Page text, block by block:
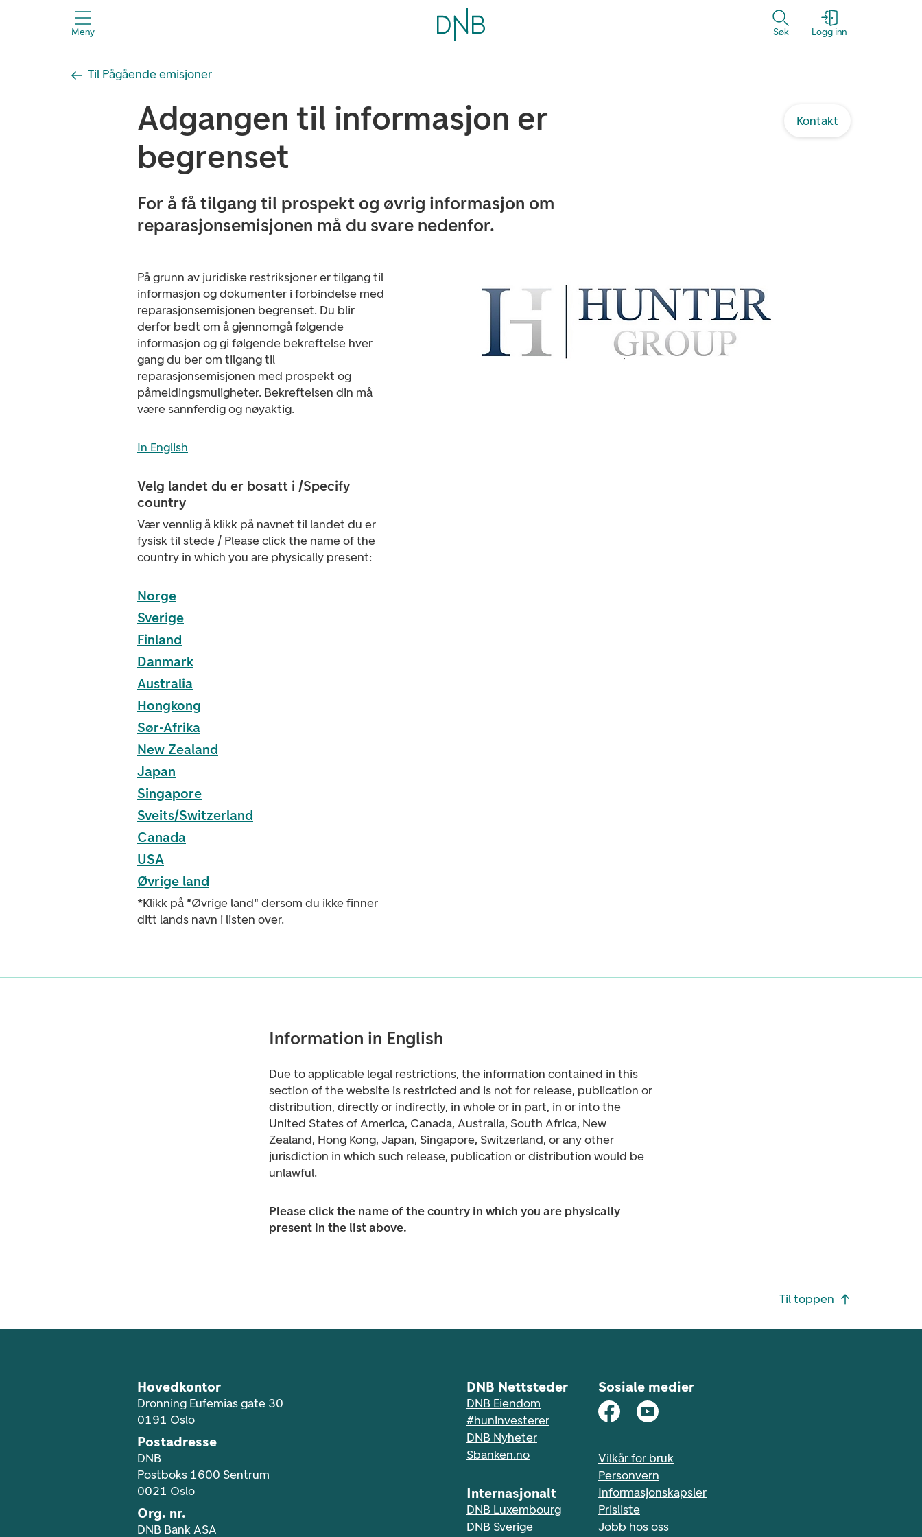
Meny Søk Logg inn
Til Pågående emisjoner
Kontakt
Adgangen til informasjon er
begrenset
For å få tilgang til prospekt og øvrig informasjon om
reparasjonsemisjonen må du svare nedenfor.
På grunn av juridiske restriksjoner er tilgang til
informasjon og dokumenter i forbindelse med
reparasjonsemisjonen begrenset. Du blir
derfor bedt om å gjennomgå følgende
informasjon og gi følgende bekreftelse hver
gang du ber om tilgang til
reparasjonsemisjonen med prospekt og
påmeldingsmuligheter. Bekreftelsen din må
være sannferdig og nøyaktig.
In English
Velg landet du er bosatt i /Specify
country
Vær vennlig å klikk på navnet til landet du er
fysisk til stede / Please click the name of the
country in which you are physically present:
Norge
Sverige
Finland
Danmark
Australia
Hongkong
Sør-Afrika
New Zealand
Japan
Singapore
Sveits/Switzerland
Canada
USA
Øvrige land
*Klikk på "Øvrige land" dersom du ikke finner
ditt lands navn i listen over.
Information in English
Due to applicable legal restrictions, the information contained in this
section of the website is restricted and is not for release, publication or
distribution, directly or indirectly, in whole or in part, in or into the
United States of America, Canada, Australia, South Africa, New
Zealand, Hong Kong, Japan, Singapore, Switzerland, or any other
jurisdiction in which such release, publication or distribution would be
unlawful.
Please click the name of the country in which you are physically
present in the list above.
Til toppen
Hovedkontor
Dronning Eufemias gate 30
0191 Oslo
Postadresse
DNB
Postboks 1600 Sentrum
0021 Oslo
Org. nr.
DNB Bank ASA
DNB Nettsteder
DNB Eiendom
#huninvesterer
DNB Nyheter
Sbanken.no
Internasjonalt
DNB Luxembourg
DNB Sverige
Sosiale medier
Vilkår for bruk
Personvern
Informasjonskapsler
Prisliste
Jobb hos oss